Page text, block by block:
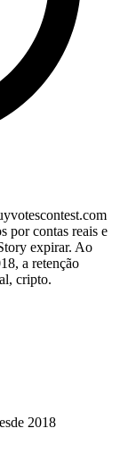
por contas reais e
expirar. Ao
a retenção
cripto.
2018